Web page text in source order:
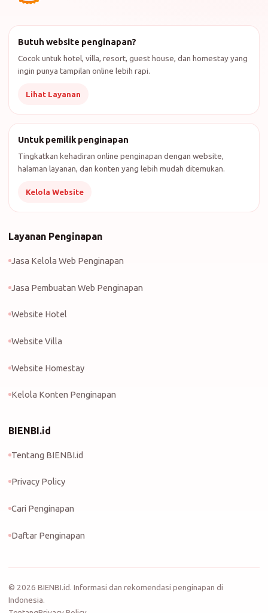
Butuh website penginapan?
Cocok untuk hotel, villa, resort, guest house, dan homestay yang
ingin punya tampilan online lebih rapi.
Lihat Layanan
Untuk pemilik penginapan
Tingkatkan kehadiran online penginapan dengan website,
halaman layanan, dan konten yang lebih mudah ditemukan.
Kelola Website
Layanan Penginapan
Jasa Kelola Web Penginapan
Jasa Pembuatan Web Penginapan
Website Hotel
Website Villa
Website Homestay
Kelola Konten Penginapan
BIENBI.id
Tentang BIENBI.id
Privacy Policy
Cari Penginapan
Daftar Penginapan
© 2026 BIENBI.id. Informasi dan rekomendasi penginapan di
Indonesia.